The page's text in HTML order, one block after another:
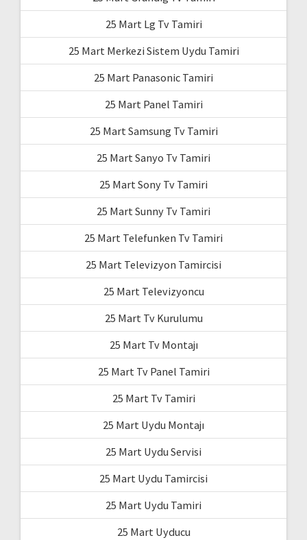
25 Mart Lg Tv Tamiri
25 Mart Merkezi Sistem Uydu Tamiri
25 Mart Panasonic Tamiri
25 Mart Panel Tamiri
25 Mart Samsung Tv Tamiri
25 Mart Sanyo Tv Tamiri
25 Mart Sony Tv Tamiri
25 Mart Sunny Tv Tamiri
25 Mart Telefunken Tv Tamiri
25 Mart Televizyon Tamircisi
25 Mart Televizyoncu
25 Mart Tv Kurulumu
25 Mart Tv Montajı
25 Mart Tv Panel Tamiri
25 Mart Tv Tamiri
25 Mart Uydu Montajı
25 Mart Uydu Servisi
25 Mart Uydu Tamircisi
25 Mart Uydu Tamiri
25 Mart Uyducu